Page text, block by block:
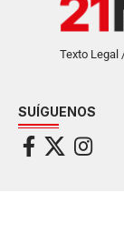
Texto Legal
SUÍGUENOS